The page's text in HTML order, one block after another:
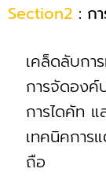
Section2 : ก
เคล็ดลับกา
การจัดองค์
การไดคัท
เทคนิคการ
ถือ